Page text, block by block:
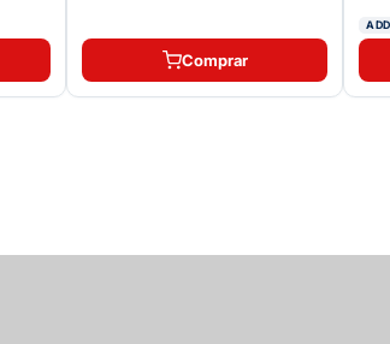
Comprar